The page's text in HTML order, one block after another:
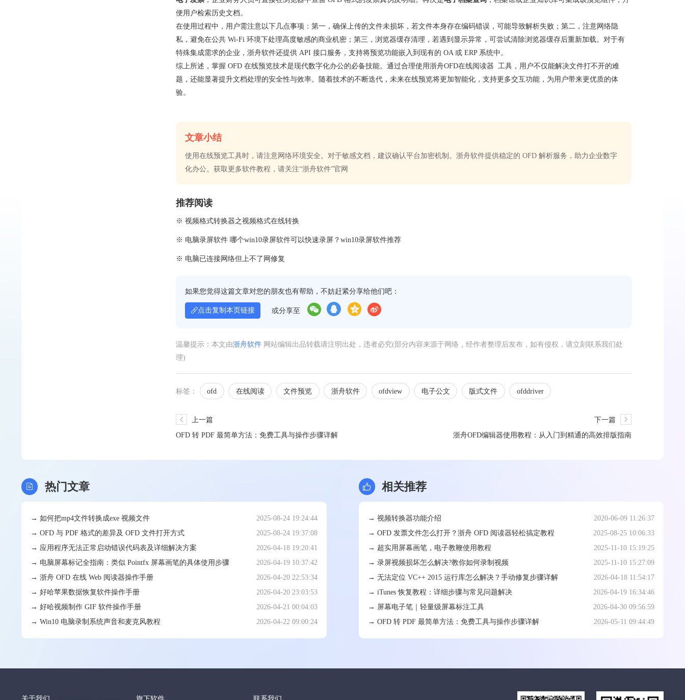
便用户检索历史文档。
在使用过程中，用户需注意以下几点事项：第一，确保上传的文件未损坏，若文件本身存在编码错误，可能导致解析失败；第二，注意网络隐
私，避免在公共 Wi-Fi 环境下处理高度敏感的商业机密；第三，浏览器缓存清理，若遇到显示异常，可尝试清除浏览器缓存后重新加载。对于有
特殊集成需求的企业，浙舟软件还提供 API 接口服务，支持将预览功能嵌入到现有的 OA 或 ERP 系统中。
综上所述，掌握 OFD 在线预览技术是现代数字化办公的必备技能。通过合理使用浙舟OFD在线阅读器
工具，用户不仅能解决文件打不开的难
题，还能显著提升文档处理的安全性与效率。随着技术的不断迭代，未来在线预览将更加智能化，支持更多交互功能，为用户带来更优质的体
验。
文章小结
使用在线预览工具时，请注意网络环境安全。对于敏感文档，建议确认平台加密机制。浙舟软件提供稳定的 OFD 解析服务，助力企业数字
化办公。获取更多软件教程，请关注“浙舟软件”官网
推荐阅读
※ 视频格式转换器之视频格式在线转换
※ 电脑录屏软件 哪个win10录屏软件可以快速录屏？win10录屏软件推荐
※ 电脑已连接网络但上不了网修复
如果您觉得这篇文章对您的朋友也有帮助，不妨赶紧分享给他们吧：
点击复制本页链接 或分享至
温馨提示：本文由浙舟软件 网站编辑出品转载请注明出处，违者必究(部分内容来源于网络，经作者整理后发布，如有侵权，请立刻联系我们处
理)
标签： ofd 在线阅读 文件预览 浙舟软件 ofdview 电子公文 版式文件 ofddriver
上一篇
OFD 转 PDF 最简单方法：免费工具与操作步骤详解
下一篇
浙舟OFD编辑器使用教程：从入门到精通的高效排版指南
热门文章
→ 如何把mp4文件转换成exe 视频文件 2025-08-24 19:24:44
→ OFD 与 PDF 格式的差异及 OFD 文件打开方式 2025-08-24 19:37:08
→ 应用程序无法正常启动错误代码表及详细解决方案 2026-04-18 19:20:41
→ 电脑屏幕标记全指南：类似 Pointfx 屏幕画笔的具体使用步骤 2026-04-19 10:37:42
→ 浙舟 OFD 在线 Web 阅读器操作手册 2026-04-20 22:53:34
→ 好哈苹果数据恢复软件操作手册 2026-04-20 23:03:53
→ 好哈视频制作 GIF 软件操作手册 2026-04-21 00:04:03
→ Win10 电脑录制系统声音和麦克风教程 2026-04-22 09:00:24
相关推荐
→ 视频转换器功能介绍 2020-06-09 11:26:37
→ OFD 发票文件怎么打开？浙舟 OFD 阅读器轻松搞定教程 2025-08-25 10:06:33
→ 超实用屏幕画笔，电子教鞭使用教程 2025-11-10 15:19:25
→ 录屏视频损坏怎么解决?教你如何录制视频 2025-11-10 15:27:09
→ 无法定位 VC++ 2015 运行库怎么解决？手动修复步骤详解 2026-04-18 11:54:17
→ iTunes 恢复教程：详细步骤与常见问题解决 2026-04-19 16:34:46
→ 屏幕电子笔｜轻量级屏幕标注工具 2026-04-30 09:56:59
→ OFD 转 PDF 最简单方法：免费工具与操作步骤详解 2026-05-11 09:44:49